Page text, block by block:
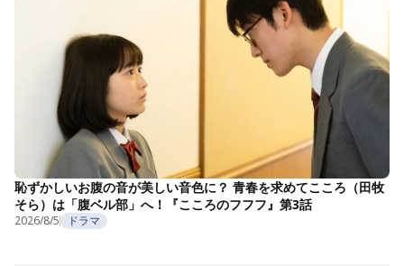
恥ずかしいお腹の音が美しい音色に？ 青春を求めてこころ（田牧
そら）は「腹ベル部」へ！『こころのフフフ』第3話
2026/8/5 ドラマ